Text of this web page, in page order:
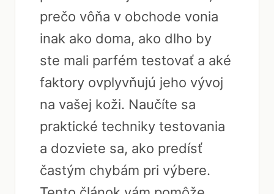
prečo vôňa v obchode vonia
inak ako doma, ako dlho by
ste mali parfém testovať a aké
faktory ovplyvňujú jeho vývoj
na vašej koži. Naučíte sa
praktické techniky testovania
a dozviete sa, ako predísť
častým chybám pri výbere.